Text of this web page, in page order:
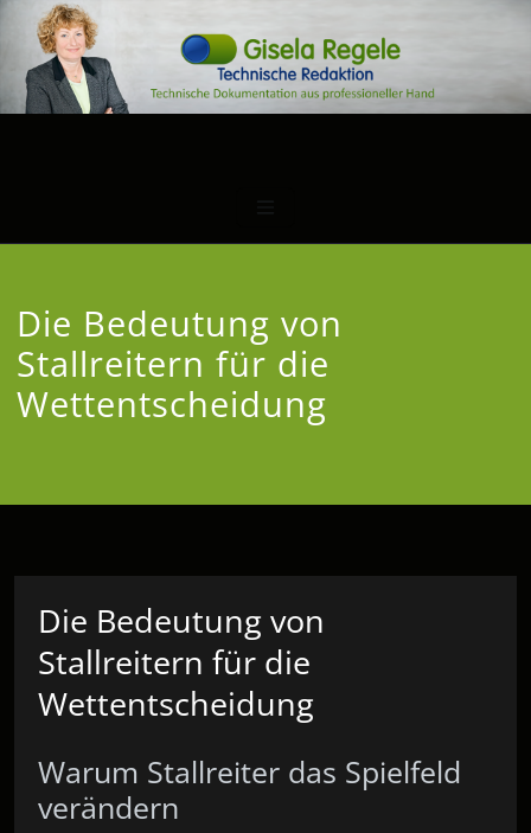
Die Bedeutung von
Stallreitern für die
Wettentscheidung
Die Bedeutung von
Stallreitern für die
Wettentscheidung
Warum Stallreiter das Spielfeld
verändern